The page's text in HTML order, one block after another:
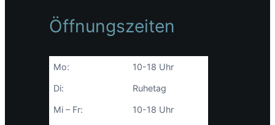
Öffnungszeiten
Mo: 10-18 Uhr
Di: Ruhetag
Mi – Fr: 10-18 Uhr